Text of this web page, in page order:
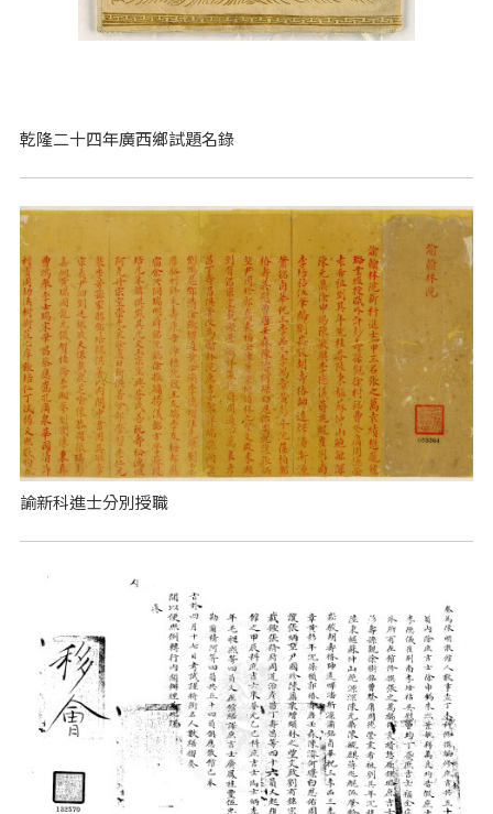
乾隆二十四年廣西鄉試題名錄
諭新科進士分別授職